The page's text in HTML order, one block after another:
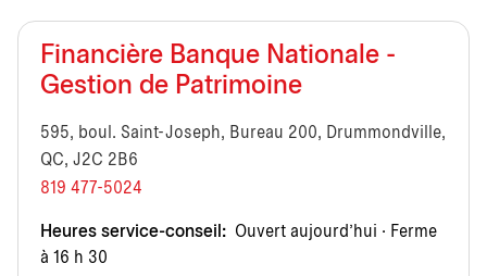
Financière Banque Nationale -
Gestion de Patrimoine
595, boul. Saint-Joseph, Bureau 200, Drummondville,
QC, J2C 2B6
819 477-5024
Heures service-conseil: Ouvert aujourd’hui · Ferme
à 16 h 30